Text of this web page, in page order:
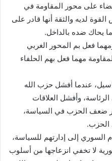
على محور المقاومة في
لديه والثقة أنها قادر على
يحاك ضده بالداخل.
فعل بم المحور الغربي
مهما فعل بهم الحلفاء
عندما أفشل حزب الله
وأفشل العلاقات
ضعف الحزب في السياسة،
الحزب.
السوري إلى إدارتهم للسياسة،
لا تخفي انزعاجها من أسلوب